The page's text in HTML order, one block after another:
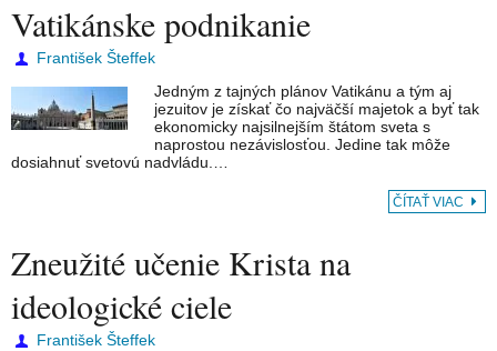
Vatikánske podnikanie
František Šteffek
Jedným z tajných plánov Vatikánu a tým aj
jezuitov je získať čo najväčší majetok a byť tak
ekonomicky najsilnejším štátom sveta s
naprostou nezávislosťou. Jedine tak môže
dosiahnuť svetovú nadvládu.…
ČÍTAŤ VIAC
Zneužité učenie Krista na
ideologické ciele
František Šteffek